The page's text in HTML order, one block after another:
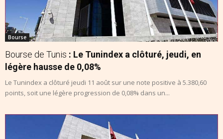
Bourse
Bourse de Tunis : Le Tunindex a clôturé, jeudi, en
légère hausse de 0,08%
Le Tunindex a clôturé jeudi 11 août sur une note positive à 5.380,60
points, soit une légère progression de 0,08% dans un...